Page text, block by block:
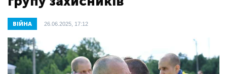
ВІЙНА 26.06.2025, 17:12